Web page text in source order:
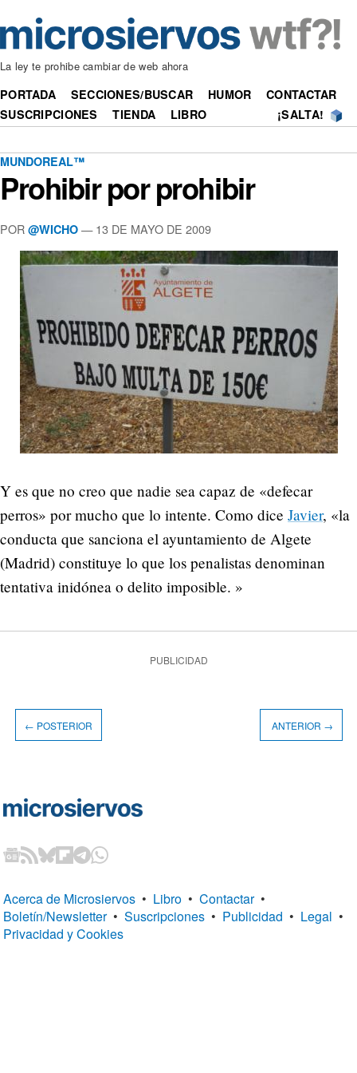
La ley te prohibe cambiar de web ahora
PORTADA SECCIONES/BUSCAR HUMOR
CONTACTAR
SUSCRIPCIONES
TIENDA LIBRO ¡SALTA!
MUNDOREAL™
Prohibir por prohibir
POR @WICHO —13 DE MAYO DE 2009
Y es que no creo que nadie sea capaz de «defecar
perros» por mucho que lo intente. Como dice Javier, «la
conducta que sanciona el ayuntamiento de Algete
(Madrid) constituye lo que los penalistas denominan
tentativa inidónea o delito imposible. »
PUBLICIDAD
← POSTERIOR ANTERIOR →
Acerca de Microsiervos • Libro • Contactar •
Boletín/Newsletter • Suscripciones • Publicidad • Legal •
Privacidad y Cookies